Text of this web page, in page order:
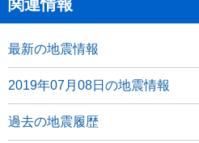
関連情報
最新の地震情報
2019年07月08日の地震情報
過去の地震履歴